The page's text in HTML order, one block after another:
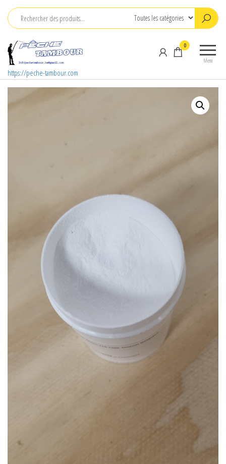
Aller
https://peche-tambour.com
Menu
0